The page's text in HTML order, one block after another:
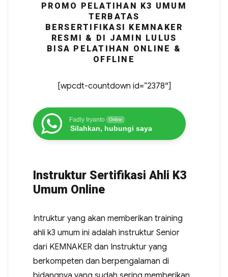
PROMO PELATIHAN K3 UMUM
TERBATAS
BERSERTIFIKASI KEMNAKER
RESMI & DI JAMIN LULUS
BISA PELATIHAN ONLINE &
OFFLINE
[wpcdt-countdown id=”2378″]
Fadly Iryanto Online
Silahkan, hubungi saya
Instruktur Sertifikasi Ahli K3
Umum Online
Intruktur yang akan memberikan training
ahli k3 umum ini adalah instruktur Senior
dari KEMNAKER dan Instruktur yang
berkompeten dan berpengalaman di